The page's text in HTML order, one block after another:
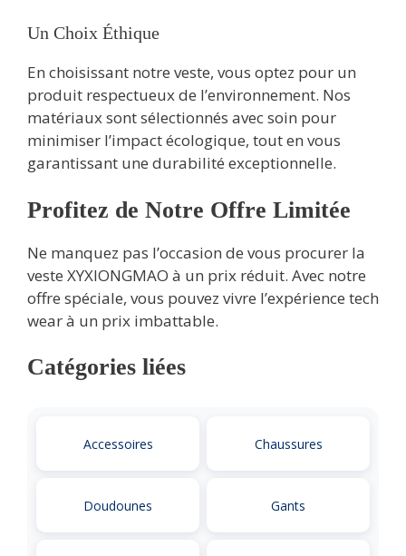
Un Choix Éthique
En choisissant notre veste, vous optez pour un
produit respectueux de l’environnement. Nos
matériaux sont sélectionnés avec soin pour
minimiser l’impact écologique, tout en vous
garantissant une durabilité exceptionnelle.
Profitez de Notre Offre Limitée
Ne manquez pas l’occasion de vous procurer la
veste XYXIONGMAO à un prix réduit. Avec notre
offre spéciale, vous pouvez vivre l’expérience tech
wear à un prix imbattable.
Catégories liées
Accessoires Chaussures
Doudounes Gants